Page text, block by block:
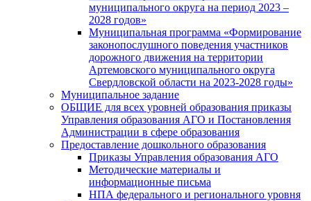
муниципального округа на период 2023 –
2028 годов»
Муниципальная программа «Формирование
законопослушного поведения участников
дорожного движения на территории
Артемовского муниципального округа
Свердловской области на 2023-2028 годы»
Муниципальное задание
ОБЩИЕ для всех уровней образования приказы
Управления образования АГО и Постановления
Администрации в сфере образования
Предоставление дошкольного образования
Приказы Управления образования АГО
Методические материалы и
информационные письма
НПА федерального и регионального уровня